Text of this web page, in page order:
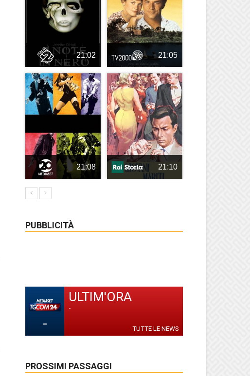
21:02 21:05
21:08 21:10
PUBBLICITÀ
-
ULTIM'ORA
-
TUTTE LE NEWS
PROSSIMI PASSAGGI